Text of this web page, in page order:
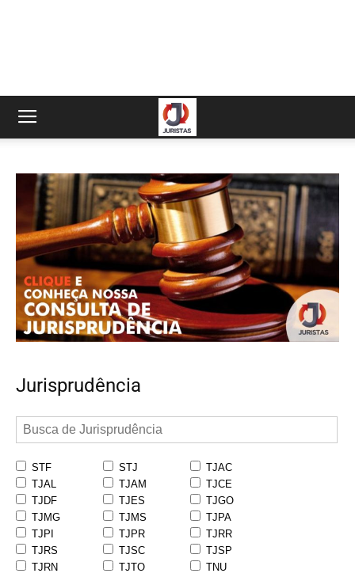
Jurisprudência
STF STJ
TJAC
TJAL
TJAM
TJCE
TJDF
TJES
TJGO
TJMG
TJMS
TJPA
TJPI
TJPR
TJRR
TJRS
TJSC
TJSP
TJRN
TJTO
TNU